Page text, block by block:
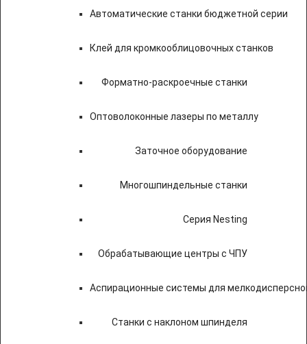
Автоматические станки бюджетной серии
Клей для кромкооблицовочных станков
Форматно-раскроечные станки
Оптоволоконные лазеры по металлу
Заточное оборудование
Многошпиндельные станки
Серия Nesting
Обрабатывающие центры с ЧПУ
Аспирационные системы для
Станки с наклоном шпинделя